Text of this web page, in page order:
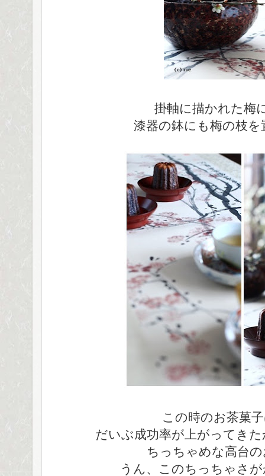
掛軸に描かれた梅
漆器の鉢にも梅の枝
この時のお茶菓
だいぶ成功率が上がってき
ちっちゃめな高台
うん、このちっちゃさ